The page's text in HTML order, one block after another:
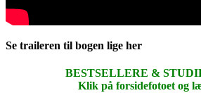
Se traileren til bogen lige her
BESTSELLERE &
Klik på forsidefotoet og